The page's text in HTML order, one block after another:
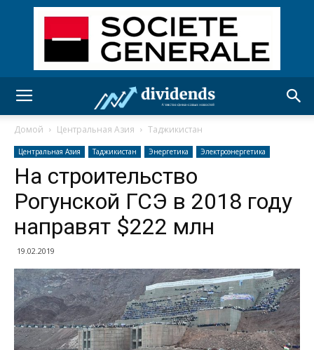
Домой Центральная Азия Таджикистан
Центральная Азия Таджикистан Энергетика Электроэнергетика
На строительство
Рогунской ГСЭ в 2018 году
направят $222 млн
19.02.2019